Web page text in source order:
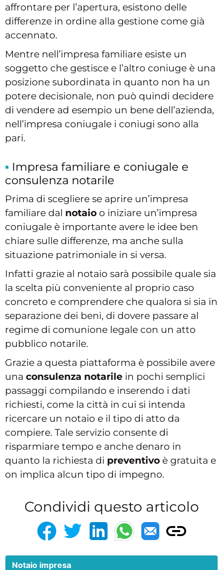
affrontare per l’apertura, esistono delle
differenze in ordine alla gestione come già
accennato.
Mentre nell’impresa familiare esiste un
soggetto che gestisce e l’altro coniuge è una
posizione subordinata in quanto non ha un
potere decisionale, non può quindi decidere
di vendere ad esempio un bene dell’azienda,
nell’impresa coniugale i coniugi sono alla
pari.
Impresa familiare e coniugale e
consulenza notarile
Prima di scegliere se aprire un’impresa
familiare dal notaio o iniziare un’impresa
coniugale è importante avere le idee ben
chiare sulle differenze, ma anche sulla
situazione patrimoniale in si versa.
Infatti grazie al notaio sarà possibile quale sia
la scelta più conveniente al proprio caso
concreto e comprendere che qualora si sia in
separazione dei beni, di dovere passare al
regime di comunione legale con un atto
pubblico notarile.
Grazie a questa piattaforma è possibile avere
una consulenza notarile in pochi semplici
passaggi compilando e inserendo i dati
richiesti, come la città in cui si intenda
ricercare un notaio e il tipo di atto da
compiere. Tale servizio consente di
risparmiare tempo e anche denaro in
quanto la richiesta di preventivo è gratuita e
on implica alcun tipo di impegno.
Condividi questo articolo
Notaio impresa